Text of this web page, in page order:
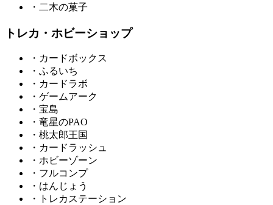
・二木の菓子
トレカ・ホビーショップ
・カードボックス
・ふるいち
・カードラボ
・ゲームアーク
・宝島
・竜星のPAO
・桃太郎王国
・カードラッシュ
・ホビーゾーン
・フルコンプ
・はんじょう
・トレカステーション